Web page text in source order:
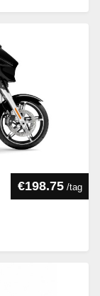
€198.75 /tag